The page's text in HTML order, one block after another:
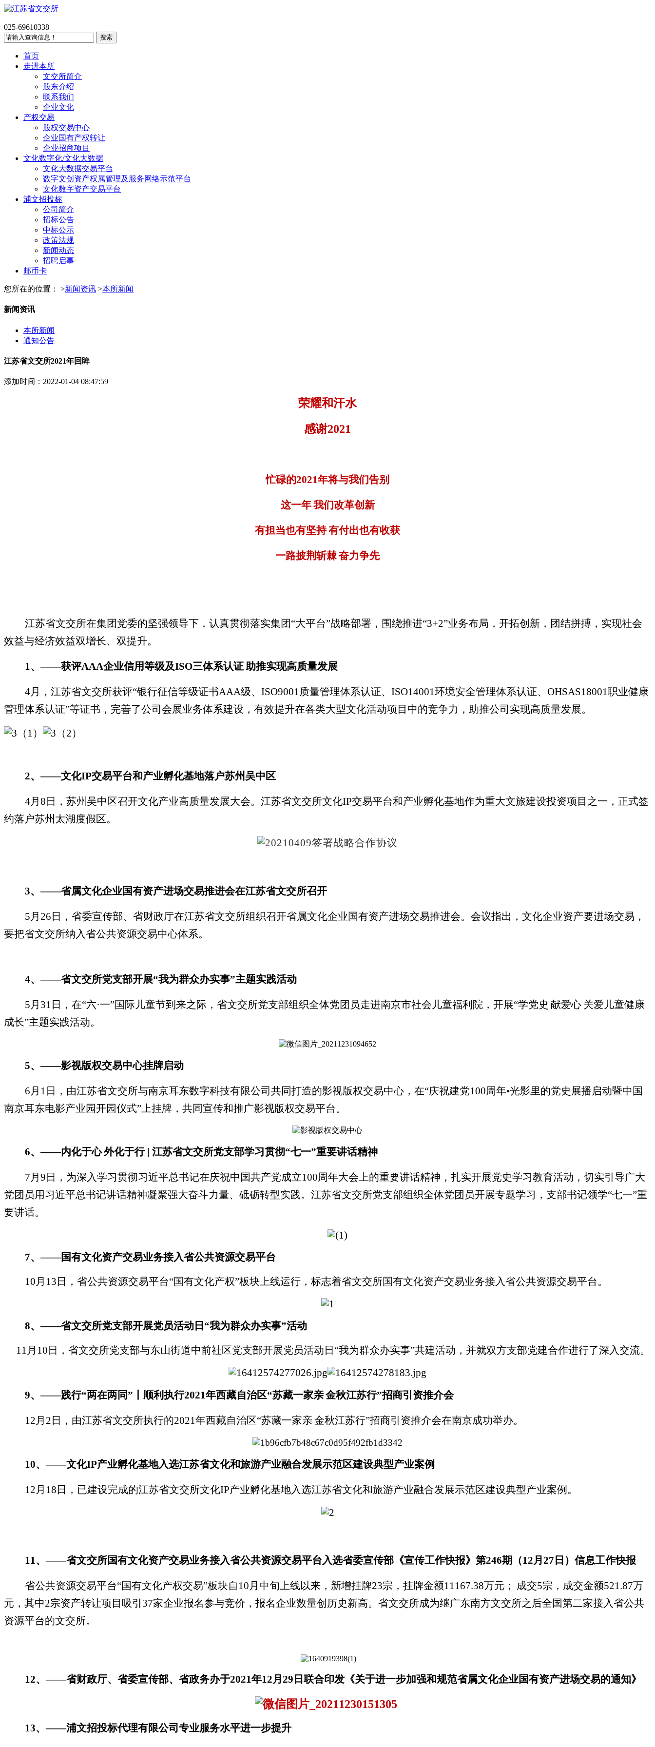
025-69610338
首页
走进本所
文交所简介
股东介绍
联系我们
企业文化
产权交易
股权交易中心
企业国有产权转让
企业招商项目
文化数字化/文化大数据
文化大数据交易平台
数字文创资产权属管理及服务网络示范平台
文化数字资产交易平台
浦文招投标
公司简介
招标公告
中标公示
政策法规
新闻动态
招聘启事
邮币卡
您所在的位置： >新闻资讯 >本所新闻
新闻资讯
本所新闻
通知公告
江苏省文交所2021年回眸
添加时间：2022-01-04 08:47:59
荣耀和汗水
感谢2021
忙碌的2021年将与我们告别
这一年我们改革创新
有担当也有坚持有付出也有收获
一路披荆斩棘奋力争先
江苏省文交所在集团党委的坚强领导下，认真贯彻落实集团“大平台”战略部署， 围绕推进“3+2”业务布局，开拓创新， 团结拼搏，实现社会
效益与经济效益双增长、双提升。
1、——获评AAA企业信用等级及ISO三体系认证助推实现高质量发展
4月，江苏省文交所获评“银行征信等级证书AAA级、 ISO9001质量管理体系认证、 ISO14001环境安全管理体系认证、 OHSAS18001职业健康
管理体系认证”等证书，完善了公司会展业务体系建设，有效提升在各类大型文化活动项目中的竞争力，助推公司实现高质量发展。
2、——文化IP交易平台和产业孵化基地落户苏州吴中区
4月 8 日，苏州吴中区召开文化产业高质量发展大会。 江苏省文交所文化IP交易平台和产业孵化基地作为重大文旅建设投资项目之一，正式签
约落户苏州太湖度假区。
3、——省属文化企业国有资产进场交易推进会在江苏省文交所召开
5月 26 日，省委宣传部、省财政厅在江苏省文交所组织召开省属文化企业国有资产进场交易推进会。会议指出，文化企业资产要进场交易，
要把省文交所纳入省公共资源交易中心体系。
4、——省文交所党支部开展“我为群众办实事”主题实践活动
5月 31 日，在“六·一”国际儿童节到来之际，省文交所党支部组织全体党团员走进南京市社会儿童福利院，开展“学党史 献爱心 关爱儿童健康
成长”主题实践活动。
5、——影视版权交易中心挂牌启动
6月 1 日，由江苏省文交所与南京耳东数字科技有限公司共同打造的影视版权交易中心，在“庆祝建党100周年•光影里的党史展播启动暨中国
南京耳东电影产业园开园仪式”上挂牌，共同宣传和推广影视版权交易平台。
6、——内化于心外化于行| 江苏省文交所党支部学习贯彻“七一”重要讲话精神
7月 9 日，为深入学习贯彻习近平总书记在庆祝中国共产党成立100周年大会上的重要讲话精神，扎实开展党史学习教育活动，切实引导广大
党团员用习近平总书记讲话精神凝聚强大奋斗力量、砥砺转型实践。江苏省文交所党支部组织全体党团员开展专题学习，支部书记领学“七一”重
要讲话。
7、——国有文化资产交易业务接入省公共资源交易平台
10月 13 日，省公共资源交易平台“国有文化产权”板块上线运行，标志着省文交所国有文化资产交易业务接入省公共资源交易平台。
8、——省文交所党支部开展党员活动日“我为群众办实事”活动
11月 10 日，省文交所党支部与东山街道中前社区党支部开展党员活动日“我为群众办实事”共建活动，并就双方支部党建合作进行了深入交流。
9、——践行“两在两同” 丨顺利执行2021年西藏自治区“苏藏一家亲金秋江苏行”招商引资推介会
12月 2 日，由江苏省文交所执行的2021年西藏自治区“苏藏一家亲金秋江苏行”招商引资推介会在南京成功举办。
10、——文化IP产业孵化基地入选江苏省文化和旅游产业融合发展示范区建设典型产业案例
12月 18 日，已建设完成的江苏省文交所文化IP产业孵化基地入选江苏省文化和旅游产业融合发展示范区建设典型产业案例。
11、——省文交所国有文化资产交易业务接入省公共资源交易平台入选省委宣传部《宣传工作快报》第246期（12月 27 日）信息工作快报
省公共资源交易平台“国有文化产权交易”板块自 10月中旬上线以来，新增挂牌23宗，挂牌金额11167.38万元； 成交5宗，成交金额521.87万
元，其中2宗资产转让项目吸引 37家企业报名参与竞价，报名企业数量创历史新高。省文交所成为继广东南方文交所之后全国第二家接入省公共
资源平台的文交所。
12、——省财政厅、省委宣传部、省政务办于2021年12月 29 日联合印发《关于进一步加强和规范省属文化企业国有资产进场交易的通知》
13、——浦文招投标代理有限公司专业服务水平进一步提升